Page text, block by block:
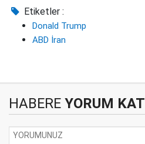
Etiketler :
Donald Trump
ABD İran
HABERE YORUM KAT